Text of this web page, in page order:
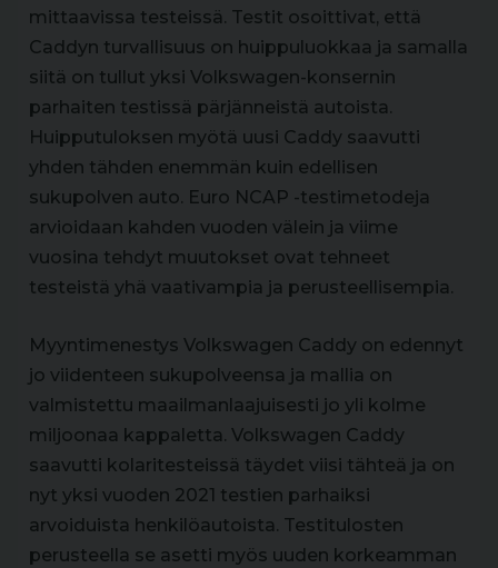
mittaavissa testeissä. Testit osoittivat, että
Caddyn turvallisuus on huippuluokkaa ja samalla
siitä on tullut yksi Volkswagen-konsernin
parhaiten testissä pärjänneistä autoista.
Huipputuloksen myötä uusi Caddy saavutti
yhden tähden enemmän kuin edellisen
sukupolven auto. Euro NCAP -testimetodeja
arvioidaan kahden vuoden välein ja viime
vuosina tehdyt muutokset ovat tehneet
testeistä yhä vaativampia ja perusteellisempia.
Myyntimenestys Volkswagen Caddy on edennyt
jo viidenteen sukupolveensa ja mallia on
valmistettu maailmanlaajuisesti jo yli kolme
miljoonaa kappaletta. Volkswagen Caddy
saavutti kolaritesteissä täydet viisi tähteä ja on
nyt yksi vuoden 2021 testien parhaiksi
arvoiduista henkilöautoista. Testitulosten
perusteella se asetti myös uuden korkeamman